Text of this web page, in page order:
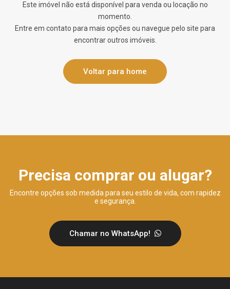
Este imóvel não está disponível para venda ou locação no
momento.
Entre em contato para mais opções ou navegue pelo site para
encontrar outros imóveis.
Voltar para home
Precisa comprar ou alugar?
Encontre opções sob medida para seu estilo de vida, com rapidez
e segurança.
Chamar no WhatsApp!